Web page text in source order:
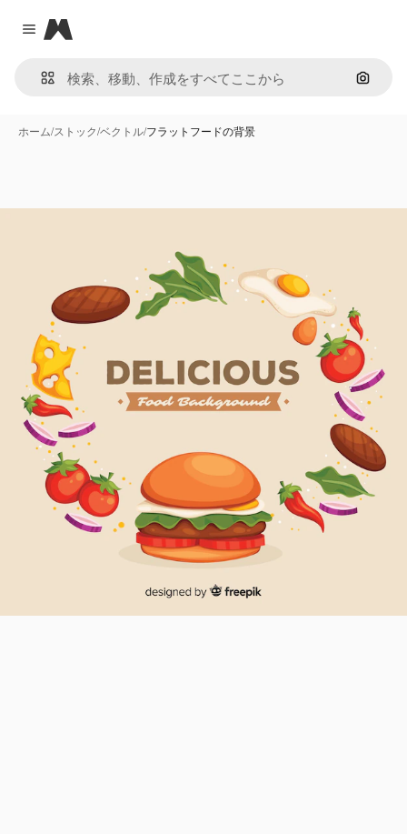
Close menu
Magnific
画像で
ホーム/ストック/ベクトル/フラットフードの背景